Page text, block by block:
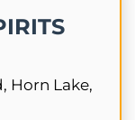
Horn Lake,